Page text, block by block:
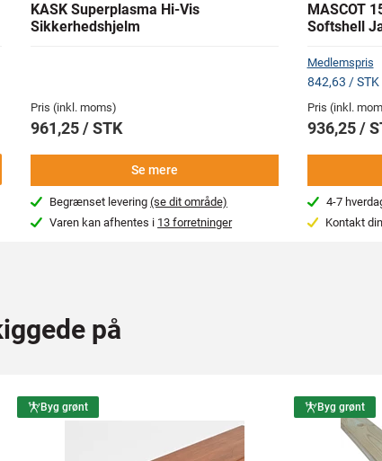
KASK Superplasma Hi-Vis
Sikkerhedshjelm
Pris (inkl. moms)
961,25 / STK
Se mere
Begrænset levering(se dit område)
Varen kan afhentes i 13 forretninger
MASCOT
Softshell
Medlemspris
842,63 / STK
Pris (inkl.
936,25 /
4-7
Kontakt
på
Byg grønt Byg grønt